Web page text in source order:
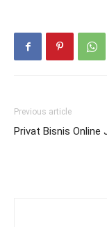
Previous article
Privat Bisnis Online